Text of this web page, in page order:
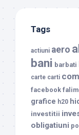
Tags
actiuni aero
bani barbati
carte carti
facebook
grafice h20
investitii
obligatiuni